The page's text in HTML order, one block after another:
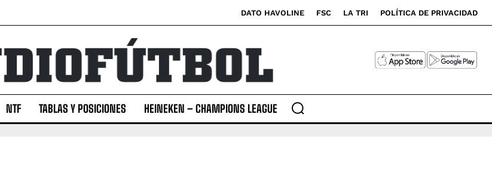
DATO HAVOLINE FSC LA TRI POLÍTICA DE PRIVACIDAD
NTF TABLAS Y POSICIONES HEINEKEN – CHAMPIONS LEAGUE